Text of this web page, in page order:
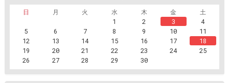
日
月 火 水 木 金
土
1
2 3
4
5
6 7 8 9 10
11
12
13 14 15 16 17
18
19
20 21 22 23 24
25
26
27 28 29 30